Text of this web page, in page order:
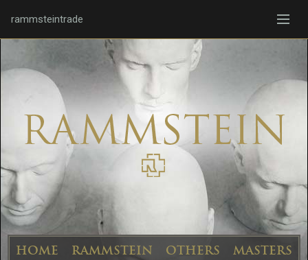
rammsteintrade
HOME RAMMSTEIN OTHERS
MASTERS